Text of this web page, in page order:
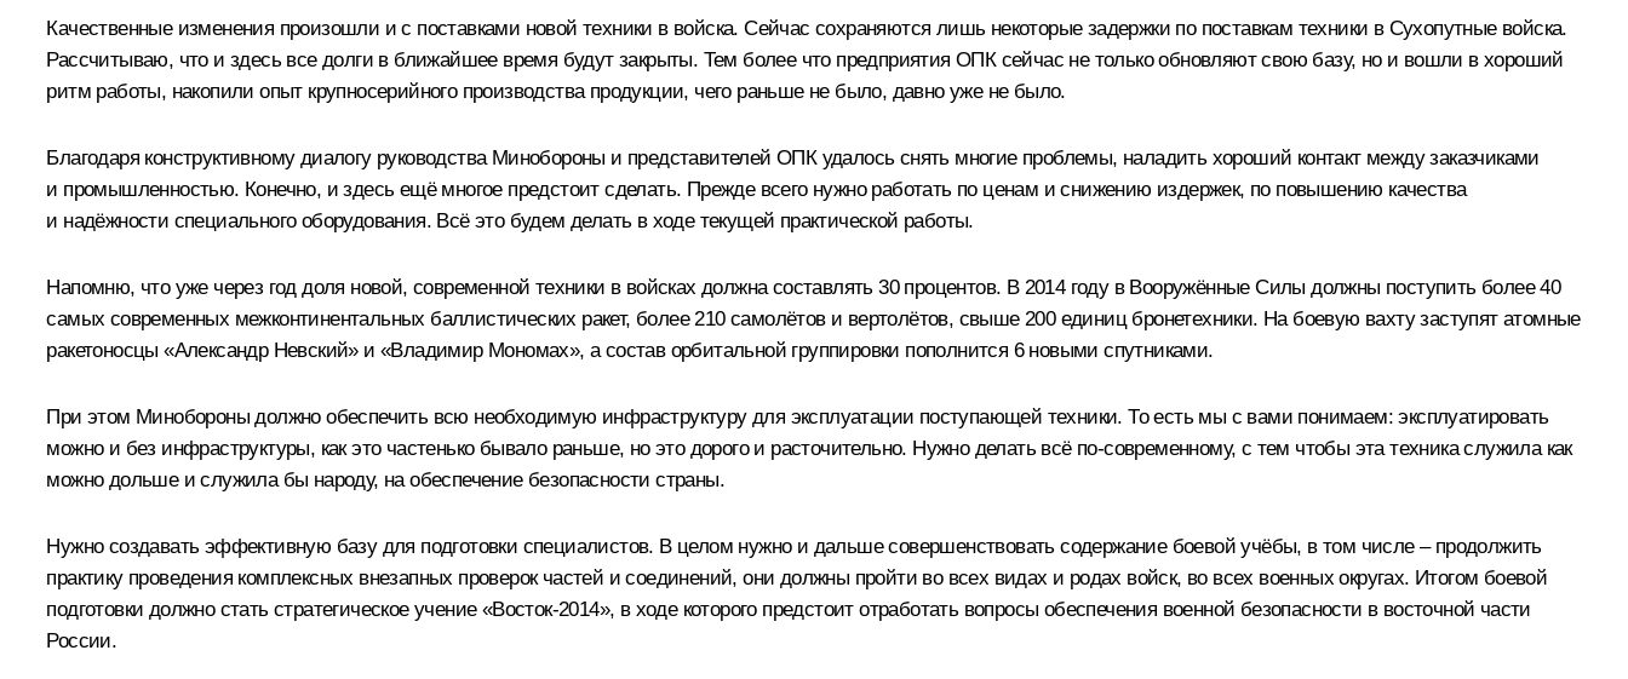
Качественные изменения произошли и с поставками новой техники в войска. Сейчас сохраняются лишь некоторые задержки по поставкам техники в Сухопутные войска.
Рассчитываю, что и здесь все долги в ближайшее время будут закрыты. Тем более что предприятия ОПК сейчас не только обновляют свою базу, но и вошли в хороший
ритм работы, накопили опыт крупносерийного производства продукции, чего раньше не было, давно уже не было.
Благодаря конструктивному диалогу руководства Минобороны и представителей ОПК удалось снять многие проблемы, наладить хороший контакт между заказчиками
и промышленностью. Конечно, и здесь ещё многое предстоит сделать. Прежде всего нужно работать по ценам и снижению издержек, по повышению качества
и надёжности специального оборудования. Всё это будем делать в ходе текущей практической работы.
Напомню, что уже через год доля новой, современной техники в войсках должна составлять 30 процентов. В 2014 году в Вооружённые Силы должны поступить более 40
самых современных межконтинентальных баллистических ракет, более 210 самолётов и вертолётов, свыше 200 единиц бронетехники. На боевую вахту заступят атомные
ракетоносцы «Александр Невский» и «Владимир Мономах», а состав орбитальной группировки пополнится 6 новыми спутниками.
При этом Минобороны должно обеспечить всю необходимую инфраструктуру для эксплуатации поступающей техники. То есть мы с вами понимаем: эксплуатировать
можно и без инфраструктуры, как это частенько бывало раньше, но это дорого и расточительно. Нужно делать всё по‑современному, с тем чтобы эта техника служила как
можно дольше и служила бы народу, на обеспечение безопасности страны.
Нужно создавать эффективную базу для подготовки специалистов. В целом нужно и дальше совершенствовать содержание боевой учёбы, в том числе – продолжить
практику проведения комплексных внезапных проверок частей и соединений, они должны пройти во всех видах и родах войск, во всех военных округах. Итогом боевой
подготовки должно стать стратегическое учение «Восток-2014», в ходе которого предстоит отработать вопросы обеспечения военной безопасности в восточной части
России.